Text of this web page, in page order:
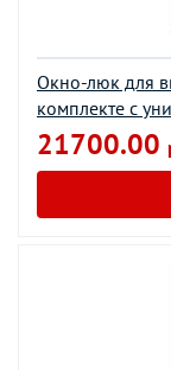
Окно-люк для
комплекте с
21700.00